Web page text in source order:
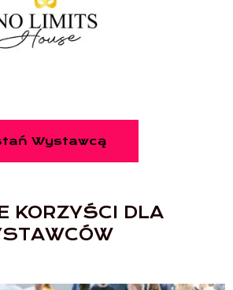
Wystawcą
KORZYŚCI DLA